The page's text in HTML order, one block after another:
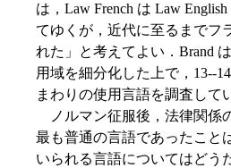
は，Law French は Law
てゆくが，近代に至るまでフ
れた」と考えてよい．Brand
用域を細分化した上で，13--
まわりの使用言語を調査して
ノルマン征服後，法律関係
最も普通の言語であったこと
いられる言語についてはどう